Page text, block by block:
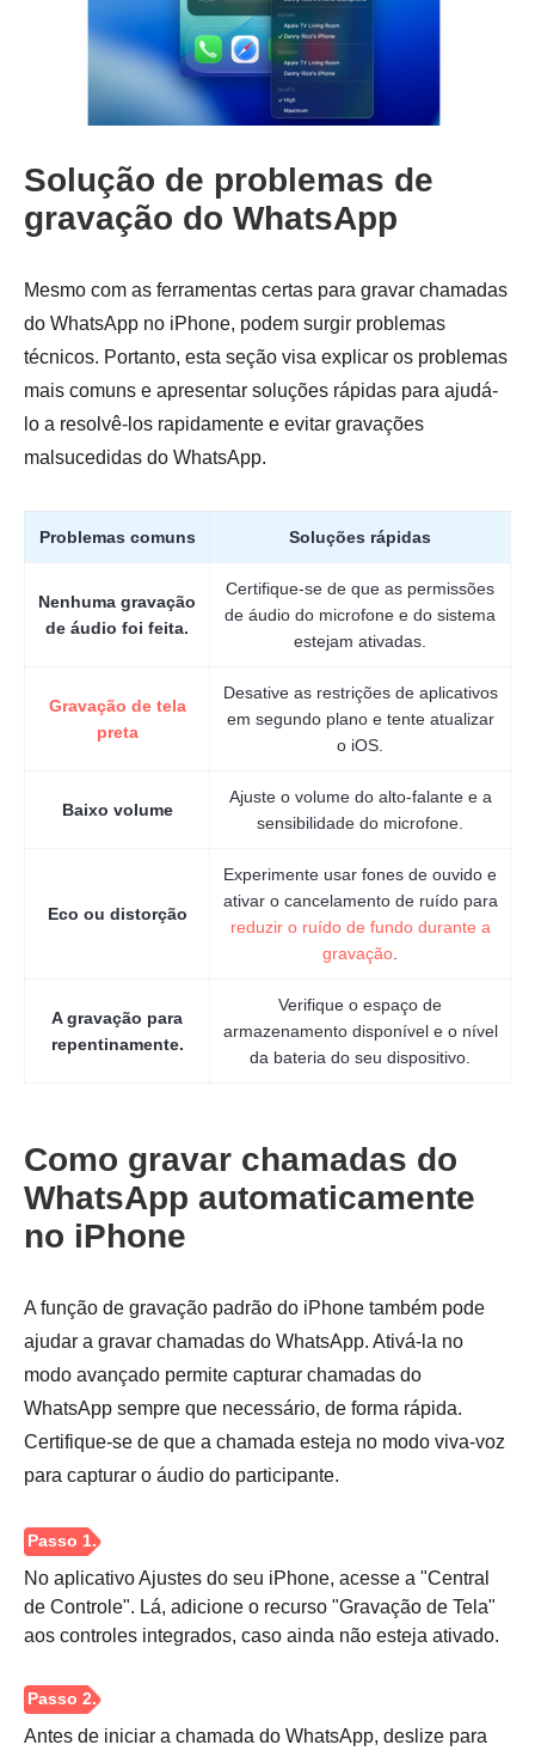
Passo 2.
Solução de problemas de
gravação do WhatsApp
Mesmo com as ferramentas certas para gravar chamadas
do WhatsApp no iPhone, podem surgir problemas
técnicos. Portanto, esta seção visa explicar os problemas
mais comuns e apresentar soluções rápidas para ajudá-
lo a resolvê-los rapidamente e evitar gravações
malsucedidas do WhatsApp.
Problemas comuns Soluções rápidas
Nenhuma gravação
de áudio foi feita.
Certifique-se de que as permissões
de áudio do microfone e do sistema
estejam ativadas.
Gravação de tela
preta
Desative as restrições de aplicativos
em segundo plano e tente atualizar
o iOS.
Baixo volume
Ajuste o volume do alto-falante e a
sensibilidade do microfone.
Eco ou distorção
Experimente usar fones de ouvido e
ativar o cancelamento de ruído para
reduzir o ruído de fundo durante a
gravação.
A gravação para
repentinamente.
Verifique o espaço de
armazenamento disponível e o nível
da bateria do seu dispositivo.
Como gravar chamadas do
WhatsApp automaticamente
no iPhone
A função de gravação padrão do iPhone também pode
ajudar a gravar chamadas do WhatsApp. Ativá-la no
modo avançado permite capturar chamadas do
WhatsApp sempre que necessário, de forma rápida.
Certifique-se de que a chamada esteja no modo viva-voz
para capturar o áudio do participante.
No aplicativo Ajustes do seu iPhone, acesse a "Central
de Controle". Lá, adicione o recurso "Gravação de Tela"
aos controles integrados, caso ainda não esteja ativado.
Antes de iniciar a chamada do WhatsApp, deslize para